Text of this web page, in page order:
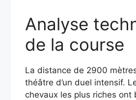
Analyse
de la course
La distance de 2900
théâtre d’un duel intensif.
chevaux les plus riches ont